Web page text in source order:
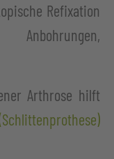
Refixation
Arthrose hilft